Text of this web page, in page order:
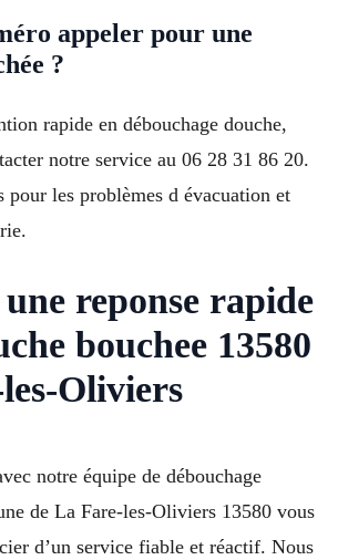
appeler pour une
?
rapide en débouchage douche,
notre service au 06 28 31 86 20.
pour les problèmes d évacuation et
reponse rapide
bouchee 13580
Oliviers
notre équipe de débouchage
de La Fare-les-Oliviers 13580 vous
d’un service fiable et réactif. Nous